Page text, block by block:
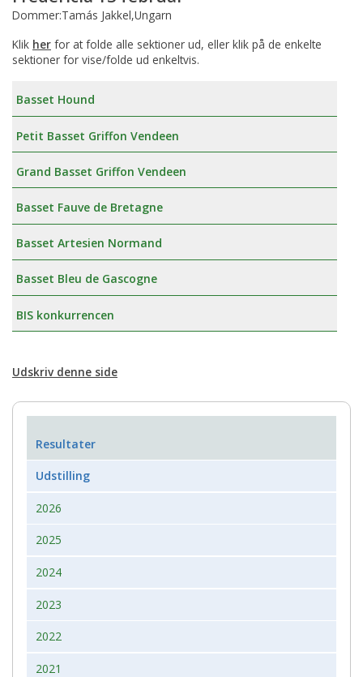
Dommer:Tamás Jakkel,Ungarn
Klik her for at folde alle sektioner ud, eller klik på de enkelte
sektioner for vise/folde ud enkeltvis.
Basset Hound
Petit Basset Griffon Vendeen
Grand Basset Griffon Vendeen
Basset Fauve de Bretagne
Basset Artesien Normand
Basset Bleu de Gascogne
BIS konkurrencen
Udskriv denne side
Resultater
Udstilling
2026
2025
2024
2023
2022
2021